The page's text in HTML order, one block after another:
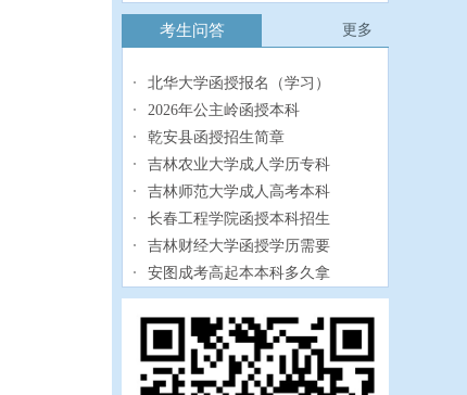
2025年白城继续教育专
2025年松原成人专升本
更多
考生问答
北华大学函授报名（学习）
2026年公主岭函授本科
乾安县函授招生简章
吉林农业大学成人学历专科
吉林师范大学成人高考本科
长春工程学院函授本科招生
吉林财经大学函授学历需要
安图成考高起本本科多久拿
吉林职工医科大学继续教育
长春工业大学成考大专报考